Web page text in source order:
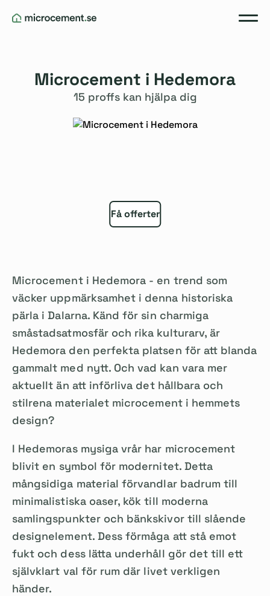
Microcement i Hedemora
15 proffs kan hjälpa dig
Få offerter
Microcement i Hedemora - en trend som
väcker uppmärksamhet i denna historiska
pärla i Dalarna. Känd för sin charmiga
småstadsatmosfär och rika kulturarv, är
Hedemora den perfekta platsen för att blanda
gammalt med nytt. Och vad kan vara mer
aktuellt än att införliva det hållbara och
stilrena materialet microcement i hemmets
design?
I Hedemoras mysiga vrår har microcement
blivit en symbol för modernitet. Detta
mångsidiga material förvandlar badrum till
minimalistiska oaser, kök till moderna
samlingspunkter och bänkskivor till slående
designelement. Dess förmåga att stå emot
fukt och dess lätta underhåll gör det till ett
självklart val för rum där livet verkligen
händer.